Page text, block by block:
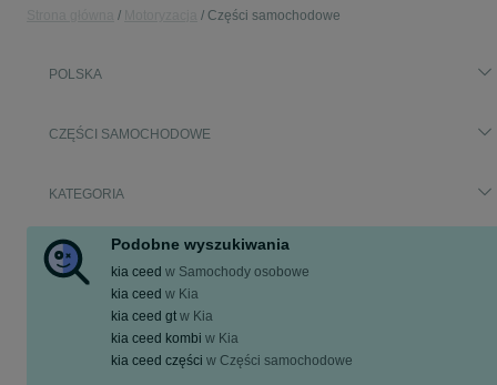
Części samochodowe
POLSKA
CZĘŚCI SAMOCHODOWE
KATEGORIA
Podobne wyszukiwania
kia ceed w Samochody osobowe
kia ceed w Kia
kia ceed gt w Kia
kia ceed kombi w Kia
kia ceed części w Części samochodowe